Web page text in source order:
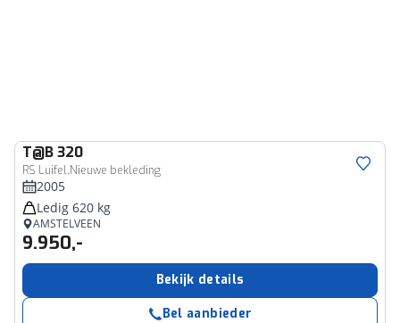
T@B320
RS Luifel,Nieuwe bekleding
2005
Ledig 620 kg
AMSTELVEEN
9.950,-
Bekijk details
Bel aanbieder